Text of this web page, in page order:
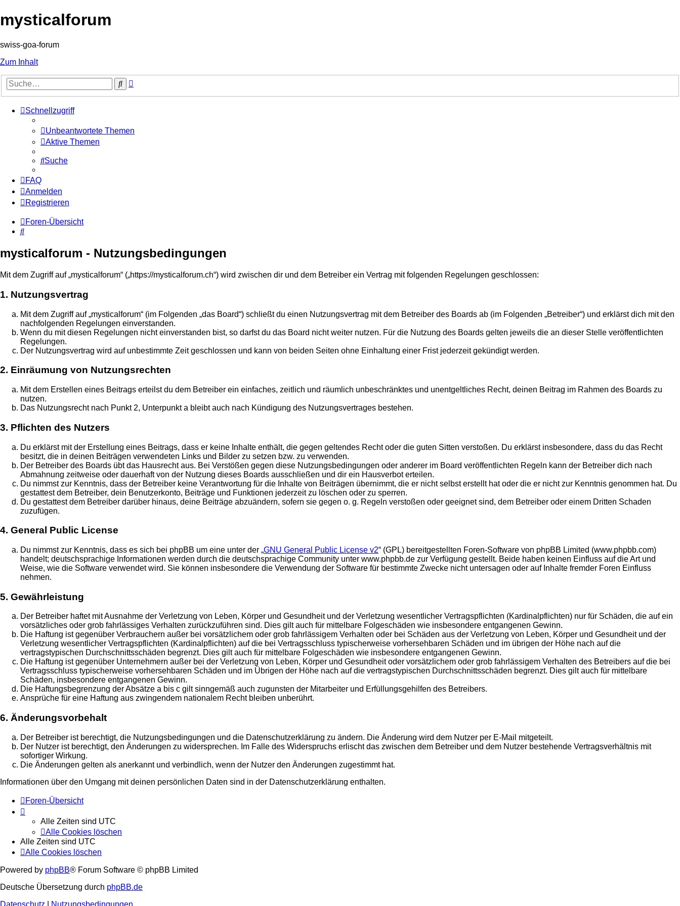
mysticalforum
swiss-goa-forum
Zum Inhalt
Suche
Schnellzugriff
Unbeantwortete Themen
Aktive Themen
Suche
FAQ
Anmelden
Registrieren
Foren-Übersicht
Suche
mysticalforum - Nutzungsbedingungen
Mit dem Zugriff auf „mysticalforum“ („https://mysticalforum.ch“) wird zwischen dir und dem Betreiber ein Vertrag mit folgenden Regelungen geschlossen:
1. Nutzungsvertrag
Mit dem Zugriff auf „mysticalforum“ (im Folgenden „das Board“) schließt du einen Nutzungsvertrag mit dem Betreiber des Boards ab (im Folgenden „Betreiber“) und erklärst dich mit den
nachfolgenden Regelungen einverstanden.
Wenn du mit diesen Regelungen nicht einverstanden bist, so darfst du das Board nicht weiter nutzen. Für die Nutzung des Boards gelten jeweils die an dieser Stelle veröffentlichten
Regelungen.
Der Nutzungsvertrag wird auf unbestimmte Zeit geschlossen und kann von beiden Seiten ohne Einhaltung einer Frist jederzeit gekündigt werden.
2. Einräumung von Nutzungsrechten
Mit dem Erstellen eines Beitrags erteilst du dem Betreiber ein einfaches, zeitlich und räumlich unbeschränktes und unentgeltliches Recht, deinen Beitrag im Rahmen des Boards zu
nutzen.
Das Nutzungsrecht nach Punkt 2, Unterpunkt a bleibt auch nach Kündigung des Nutzungsvertrages bestehen.
3. Pflichten des Nutzers
Du erklärst mit der Erstellung eines Beitrags, dass er keine Inhalte enthält, die gegen geltendes Recht oder die guten Sitten verstoßen. Du erklärst insbesondere, dass du das Recht
besitzt, die in deinen Beiträgen verwendeten Links und Bilder zu setzen bzw. zu verwenden.
Der Betreiber des Boards übt das Hausrecht aus. Bei Verstößen gegen diese Nutzungsbedingungen oder anderer im Board veröffentlichten Regeln kann der Betreiber dich nach
Abmahnung zeitweise oder dauerhaft von der Nutzung dieses Boards ausschließen und dir ein Hausverbot erteilen.
Du nimmst zur Kenntnis, dass der Betreiber keine Verantwortung für die Inhalte von Beiträgen übernimmt, die er nicht selbst erstellt hat oder die er nicht zur Kenntnis genommen hat. Du
gestattest dem Betreiber, dein Benutzerkonto, Beiträge und Funktionen jederzeit zu löschen oder zu sperren.
Du gestattest dem Betreiber darüber hinaus, deine Beiträge abzuändern, sofern sie gegen o. g. Regeln verstoßen oder geeignet sind, dem Betreiber oder einem Dritten Schaden
zuzufügen.
4. General Public License
Du nimmst zur Kenntnis, dass es sich bei phpBB um eine unter der „GNU General Public License v2“ (GPL) bereitgestellten Foren-Software von phpBB Limited (www.phpbb.com)
handelt; deutschsprachige Informationen werden durch die deutschsprachige Community unter www.phpbb.de zur Verfügung gestellt. Beide haben keinen Einfluss auf die Art und
Weise, wie die Software verwendet wird. Sie können insbesondere die Verwendung der Software für bestimmte Zwecke nicht untersagen oder auf Inhalte fremder Foren Einfluss
nehmen.
5. Gewährleistung
Der Betreiber haftet mit Ausnahme der Verletzung von Leben, Körper und Gesundheit und der Verletzung wesentlicher Vertragspflichten (Kardinalpflichten) nur für Schäden, die auf ein
vorsätzliches oder grob fahrlässiges Verhalten zurückzuführen sind. Dies gilt auch für mittelbare Folgeschäden wie insbesondere entgangenen Gewinn.
Die Haftung ist gegenüber Verbrauchern außer bei vorsätzlichem oder grob fahrlässigem Verhalten oder bei Schäden aus der Verletzung von Leben, Körper und Gesundheit und der
Verletzung wesentlicher Vertragspflichten (Kardinalpflichten) auf die bei Vertragsschluss typischerweise vorhersehbaren Schäden und im übrigen der Höhe nach auf die
vertragstypischen Durchschnittsschäden begrenzt. Dies gilt auch für mittelbare Folgeschäden wie insbesondere entgangenen Gewinn.
Die Haftung ist gegenüber Unternehmern außer bei der Verletzung von Leben, Körper und Gesundheit oder vorsätzlichem oder grob fahrlässigem Verhalten des Betreibers auf die bei
Vertragsschluss typischerweise vorhersehbaren Schäden und im Übrigen der Höhe nach auf die vertragstypischen Durchschnittsschäden begrenzt. Dies gilt auch für mittelbare
Schäden, insbesondere entgangenen Gewinn.
Die Haftungsbegrenzung der Absätze a bis c gilt sinngemäß auch zugunsten der Mitarbeiter und Erfüllungsgehilfen des Betreibers.
Ansprüche für eine Haftung aus zwingendem nationalem Recht bleiben unberührt.
6. Änderungsvorbehalt
Der Betreiber ist berechtigt, die Nutzungsbedingungen und die Datenschutzerklärung zu ändern. Die Änderung wird dem Nutzer per E-Mail mitgeteilt.
Der Nutzer ist berechtigt, den Änderungen zu widersprechen. Im Falle des Widerspruchs erlischt das zwischen dem Betreiber und dem Nutzer bestehende Vertragsverhältnis mit
sofortiger Wirkung.
Die Änderungen gelten als anerkannt und verbindlich, wenn der Nutzer den Änderungen zugestimmt hat.
Informationen über den Umgang mit deinen persönlichen Daten sind in der Datenschutzerklärung enthalten.
Foren-Übersicht
Alle Zeiten sind UTC
Alle Cookies löschen
Alle Zeiten sind UTC
Alle Cookies löschen
Powered by phpBB® Forum Software © phpBB Limited
Deutsche Übersetzung durch phpBB.de
Datenschutz
Nutzungsbedingungen